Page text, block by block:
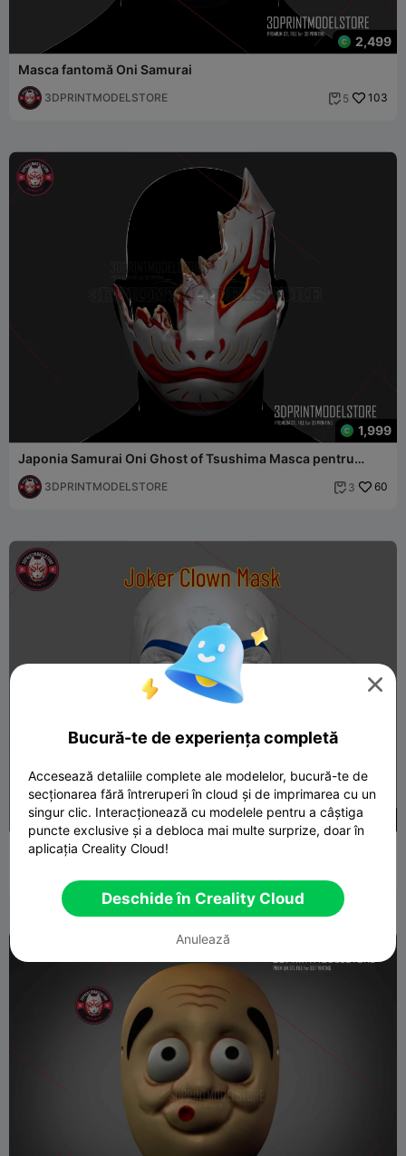
2,499
Masca fantomă Oni Samurai
3DPRINTMODELSTORE  5 103
1,999
Japonia Samurai Oni Ghost of Tsushima Masca pentru
Cosplay
3DPRINTMODELSTORE  3 60
3,300
Joker Henchmen Clown Masca Dark Knight Cosplay
Halloween

Bucură-te de experiența completă
Accesează detaliile complete ale modelelor, bucură-te de
secționarea fără întreruperi în cloud și de imprimarea cu un
singur clic. Interacționează cu modelele pentru a câștiga
puncte exclusive și a debloca mai multe surprize, doar în
aplicația Creality Cloud!
Deschide în Creality Cloud
Anulează